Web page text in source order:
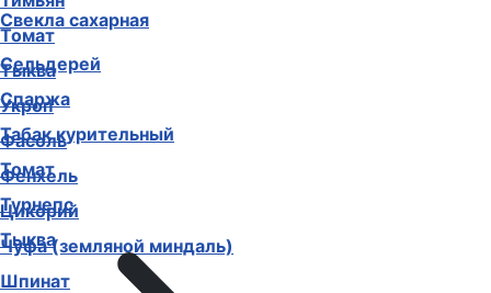
Томат
Тыква
Укроп
Фасоль
Фенхель
Цикорий
Чуфа (земляной миндаль)
Шпинат
Свекла сахарная
Сельдерей
Спаржа
Табак курительный
Томат
Турнепс
Тыква